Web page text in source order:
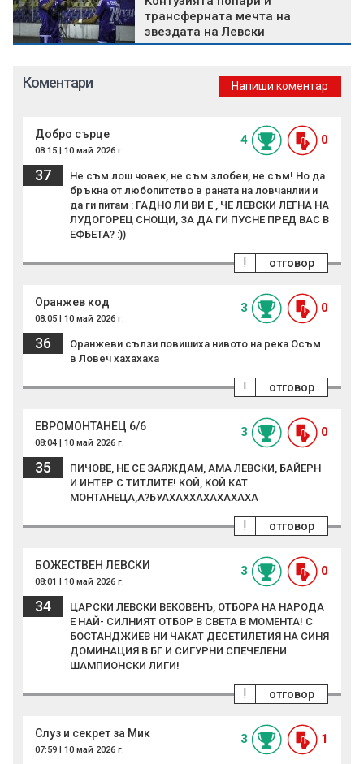
трансферната мечта на
звездата на Левски
Коментари Напиши коментар
Добро сърце
08:15 | 10 май 2026 г.
4 0
37
Не съм лош човек, не съм злобен, не съм! Но да
бръкна от любопитство в раната на ловчанлии и
да ги питам : ГАДНО ЛИ ВИ Е , ЧЕ ЛЕВСКИ ЛЕГНА НА
ЛУДОГОРЕЦ СНОЩИ, ЗА ДА ГИ ПУСНЕ ПРЕД ВАС В
ЕФБЕТА? :))
отговор
!
Оранжев код
08:05 | 10 май 2026 г.
3 0
36
Оранжеви сълзи повишиха нивото на река Осъм
в Ловеч хахахаха
отговор
!
ЕВРОМОНТАНЕЦ 6/6
08:04 | 10 май 2026 г.
3 0
35
ПИЧОВЕ, НЕ СЕ ЗАЯЖДАМ, АМА ЛЕВСКИ, БАЙЕРН
И ИНТЕР С ТИТЛИТЕ! КОЙ, КОЙ КАТ
МОНТАНЕЦА,А?БУАХАХХАХАХАХАХА
отговор
!
БОЖЕСТВЕН ЛЕВСКИ
08:01 | 10 май 2026 г.
3 0
34
ЦАРСКИ ЛЕВСКИ ВЕКОВЕНЪ, ОТБОРА НА НАРОДА
Е НАЙ- СИЛНИЯТ ОТБОР В СВЕТА В МОМЕНТА! С
БОСТАНДЖИЕВ НИ ЧАКАТ ДЕСЕТИЛЕТИЯ НА СИНЯ
ДОМИНАЦИЯ В БГ И СИГУРНИ СПЕЧЕЛЕНИ
ШАМПИОНСКИ ЛИГИ!
отговор
!
Слуз и секрет за Мик
07:59 | 10 май 2026 г.
3 1